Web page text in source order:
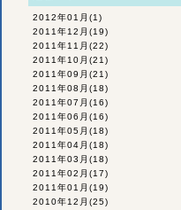
2012年01月 (1)
2011年12月 (19)
2011年11月 (22)
2011年10月 (21)
2011年09月 (21)
2011年08月 (18)
2011年07月 (16)
2011年06月 (16)
2011年05月 (18)
2011年04月 (18)
2011年03月 (18)
2011年02月 (17)
2011年01月 (19)
2010年12月 (25)